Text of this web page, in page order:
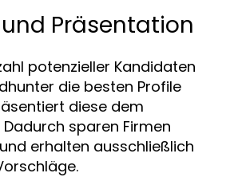
Präsentation
potenzieller Kandidaten
die besten Profile
diese dem
sparen Firmen
erhalten ausschließlich